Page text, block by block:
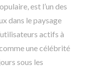
est l’un des
dans le paysage
actifs à
une célébrité
sous les